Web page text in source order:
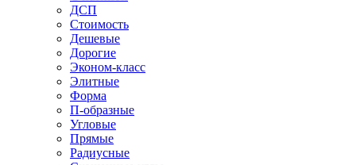
ДСП
Стоимость
Дешевые
Дорогие
Эконом-класс
Элитные
Форма
П-образные
Угловые
Прямые
Радиусные